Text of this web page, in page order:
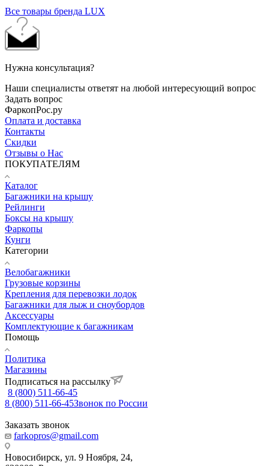
Все товары бренда LUX
Нужна консультация?
Наши специалисты ответят на любой интересующий вопрос
Задать вопрос
ФаркопРос.ру
Оплата и доставка
Контакты
Скидки
Отзывы о Нас
ПОКУПАТЕЛЯМ
Каталог
Багажники на крышу
Рейлинги
Боксы на крышу
Фаркопы
Кунги
Категории
Велобагажники
Грузовые корзины
Крепления для перевозки лодок
Багажники для лыж и сноубордов
Аксессуары
Комплектующие к багажникам
Помощь
Политика
Магазины
Подписаться на рассылку
8 (800) 511-66-45
8 (800) 511-66-45Звонок по России
Заказать звонок
farkopros@gmail.com
Новосибирск, ул. 9 Ноября, 24,